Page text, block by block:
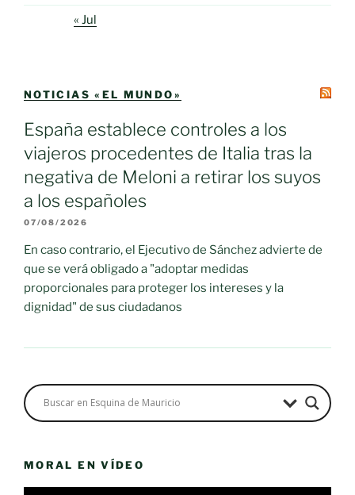
« Jul
NOTICIAS «EL MUNDO»
España establece controles a los
viajeros procedentes de Italia tras la
negativa de Meloni a retirar los suyos
a los españoles
07/08/2026
En caso contrario, el Ejecutivo de Sánchez advierte de
que se verá obligado a "adoptar medidas
proporcionales para proteger los intereses y la
dignidad" de sus ciudadanos
MORAL EN VÍDEO